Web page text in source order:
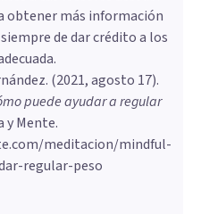
obtener más información
de dar crédito a los
. (2021, agosto 17).
puede ayudar a regular
y Mente.
meditacion/mindful-
regular-peso